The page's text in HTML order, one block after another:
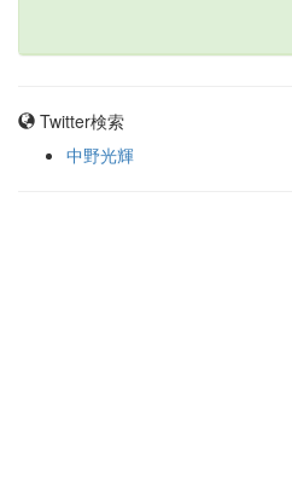
Twitter検索
中野光輝